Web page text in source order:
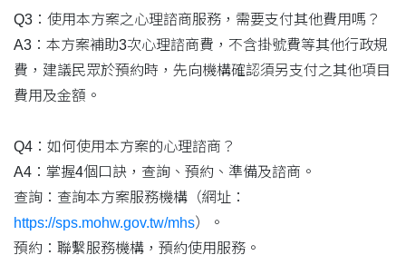
Q3：使用本方案之心理諮商服務，需要支付其他費用嗎？
A3：本方案補助3次心理諮商費，不含掛號費等其他行政規
費，建議民眾於預約時，先向機構確認須另支付之其他項目
費用及金額。
Q4：如何使用本方案的心理諮商？
A4：掌握4個口訣，查詢、預約、準備及諮商。
查詢：查詢本方案服務機構（網址：
https://sps.mohw.gov.tw/mhs）。
預約：聯繫服務機構，預約使用服務。